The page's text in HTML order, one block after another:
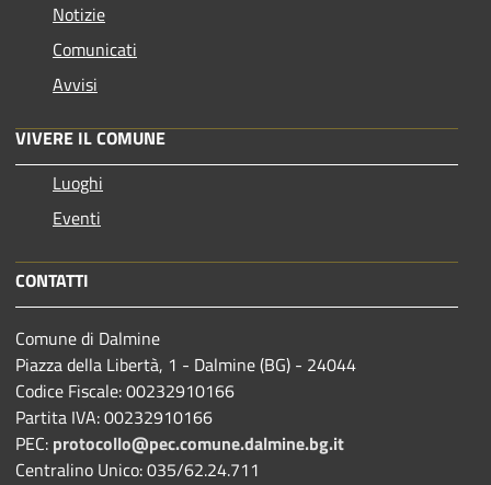
Notizie
Comunicati
Avvisi
VIVERE IL COMUNE
Luoghi
Eventi
CONTATTI
Comune di Dalmine
Piazza della Libertà, 1 - Dalmine (BG) - 24044
Codice Fiscale: 00232910166
Partita IVA: 00232910166
PEC: protocollo@pec.comune.dalmine.bg.it
Centralino Unico: 035/62.24.711